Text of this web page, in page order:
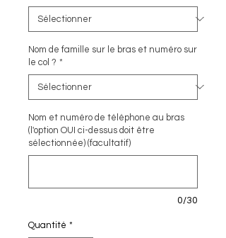
Nom de famille sur le bras et numéro sur
le col ? *
Nom et numéro de téléphone au bras
(l'option OUI ci-dessus doit être
sélectionnée) (facultatif)
0/30
Quantité *